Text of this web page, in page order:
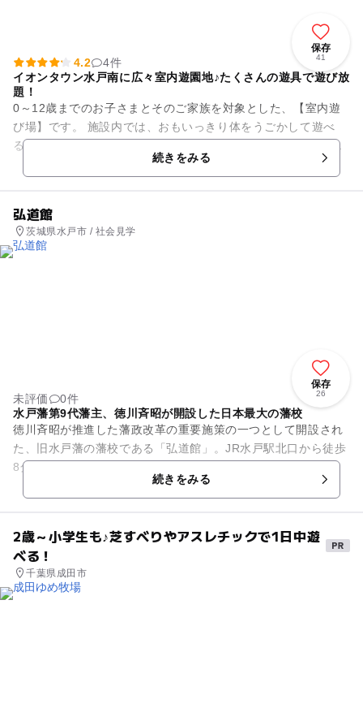
保存
41
4.2
4件
イオンタウン水戸南に広々室内遊園地♪たくさんの遊具で遊び放
題！
0～12歳までのお子さまとそのご家族を対象とした、【室内遊
び場】です。 施設内では、おもいっきり体をうごかして遊べ
る、ふわふわ遊具をはじめ、おもわず熱中して楽しめる、おま
続きをみる
弘道館
茨城県水戸市 / 社会見学
保存
26
未評価
0件
水戸藩第9代藩主、徳川斉昭が開設した日本最大の藩校
徳川斉昭が推進した藩政改革の重要施策の一つとして開設され
た、旧水戸藩の藩校である「弘道館」。JR水戸駅北口から徒歩
8分の場所にあります。徳川家最後の将軍・慶喜が英才教育を
受けた場所としても知られ...続きをみる
2歳～小学生も♪芝すべりやアスレチックで1日中遊
べる！
千葉県成田市